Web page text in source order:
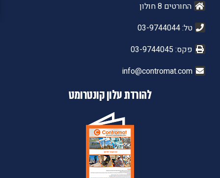
החורטים 8 חולון
טל: 03-9744044
פקס: 03-9744045
info@contromat.com
להורדת עלון קונטרומט